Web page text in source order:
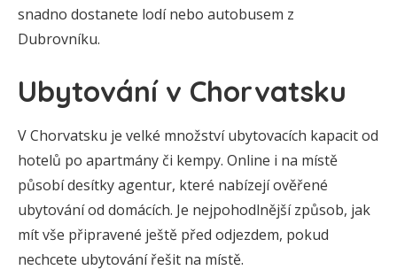
snadno dostanete lodí nebo autobusem z
Dubrovníku.
Ubytování v Chorvatsku
V Chorvatsku je velké množství ubytovacích kapacit od
hotelů po apartmány či kempy. Online i na místě
působí desítky agentur, které nabízejí ověřené
ubytování od domácích. Je nejpohodlnější způsob, jak
mít vše připravené ještě před odjezdem, pokud
nechcete ubytování řešit na místě.